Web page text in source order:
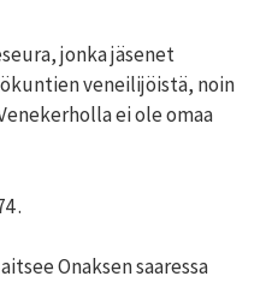
jonka jäsenet
veneilijöistä, noin
ei ole omaa
.
Onaksen saaressa